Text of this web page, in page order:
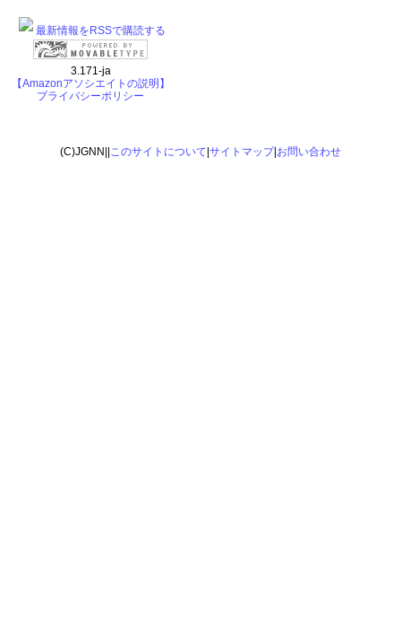
最新情報をRSSで購読する
3.171-ja
【Amazonアソシエイトの説明】
プライバシーポリシー
(C)JGNN|| このサイトについて サイトマップ| お問い合わせ